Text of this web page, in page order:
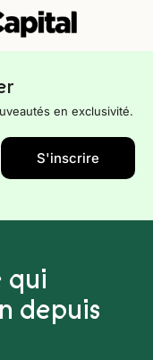
en exclusivité.
S'inscrire
qui
depuis